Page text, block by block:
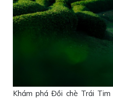
Khám phá Đồi chè Trái